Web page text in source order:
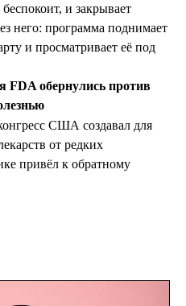
и закрывает
него: программа поднимает
и просматривает её под
FDA обернулись против
США создавал для
от редких
привёл к обратному